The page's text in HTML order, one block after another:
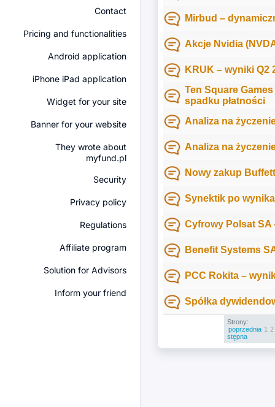
Contact
Pricing and functionalities
Android application
iPhone iPad application
Widget for your site
Banner for your website
They wrote about
myfund.pl
Security
Privacy policy
Regulations
Affiliate program
Solution for Advisors
Inform your friend
Mirbud –
Akcje Nvidia
KRUK – wyniki Q2
Ten Square
spadku płatności
Analiza na
Analiza na
Nowy zakup
Synektik po
Cyfrowy Polsat SA
Benefit Systems
PCC Rokita –
Spółka
Strony:
poprzednia 1 2
stępna